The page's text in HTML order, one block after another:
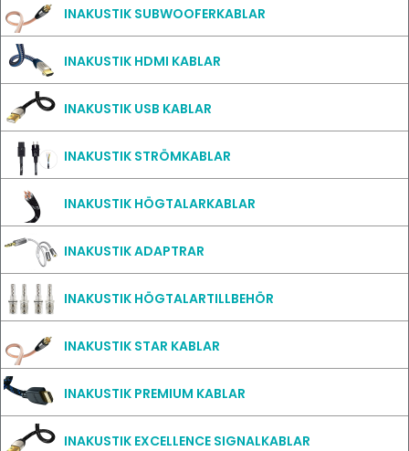
INAKUSTIK SUBWOOFERKABLAR
INAKUSTIK HDMI KABLAR
INAKUSTIK USB KABLAR
INAKUSTIK STRÖMKABLAR
INAKUSTIK HÖGTALARKABLAR
INAKUSTIK ADAPTRAR
INAKUSTIK HÖGTALARTILLBEHÖR
INAKUSTIK STAR KABLAR
INAKUSTIK PREMIUM KABLAR
INAKUSTIK EXCELLENCE SIGNALKABLAR